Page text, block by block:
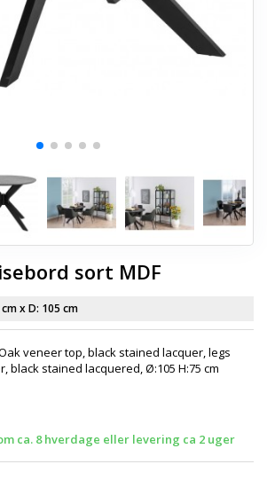
sort MDF
x D: 105 cm
veneer top, black stained lacquer, legs
black stained lacquered, Ø:105 H:75 cm
ca. 8 hverdage eller levering ca 2 uger